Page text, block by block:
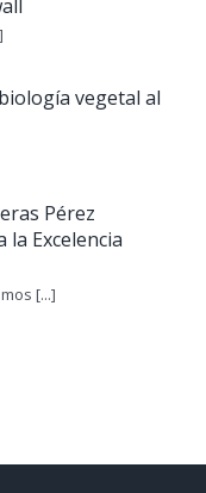
vegetal al
Pérez
la Excelencia
[...]